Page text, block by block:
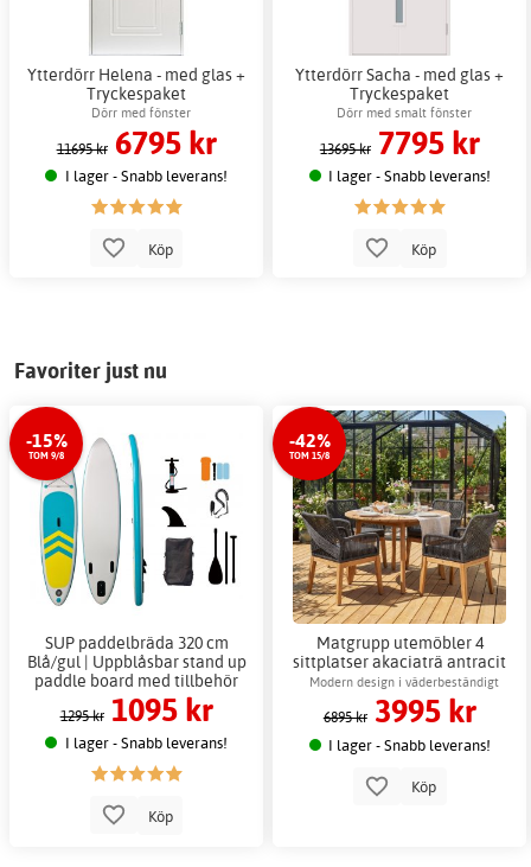
Ytterdörr Helena - med glas +
Tryckespaket
Dörr med fönster
11695 kr 6795 kr
I lager - Snabb leverans!
Köp
Ytterdörr Sacha - med glas +
Tryckespaket
Dörr med smalt fönster
13695 kr 7795 kr
I lager - Snabb leverans!
Köp
Favoriter just nu
-15%
TOM 9/8
SUP paddelbräda 320 cm
Blå/gul | Uppblåsbar stand up
paddle board med tillbehör
1295 kr 1095 kr
I lager - Snabb leverans!
Köp
-42%
TOM 15/8
Matgrupp utemöbler 4
sittplatser akaciaträ antracit
repdesign + Fläckborttagare
för möbler
Modern design i väderbeständigt
akaciaträ
6895 kr 3995 kr
I lager - Snabb leverans!
Köp